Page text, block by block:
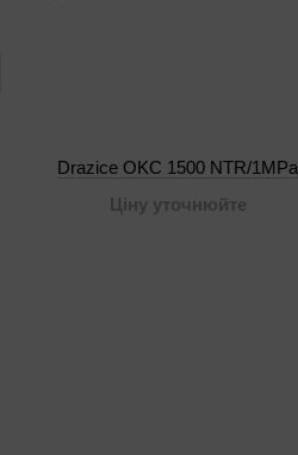
Drazice OKC 1500 NTR/1MPa
Ціну уточнюйте